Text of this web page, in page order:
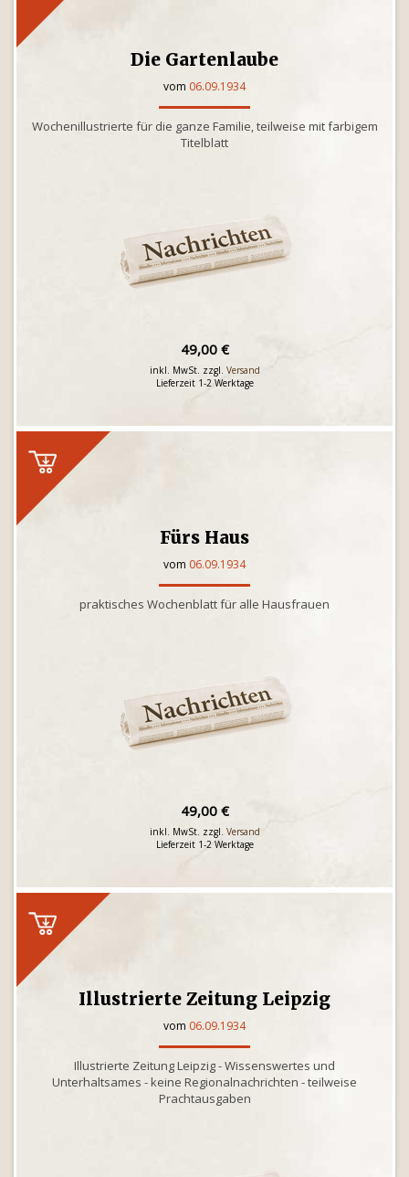
Die Gartenlaube
vom 06.09.1934
Wochenillustrierte für die ganze Familie, teilweise mit farbigem
Titelblatt
49,00 €
inkl. MwSt. zzgl. Versand
Lieferzeit 1-2 Werktage
Fürs Haus
vom 06.09.1934
praktisches Wochenblatt für alle Hausfrauen
49,00 €
inkl. MwSt. zzgl. Versand
Lieferzeit 1-2 Werktage
Illustrierte Zeitung Leipzig
vom 06.09.1934
Illustrierte Zeitung Leipzig - Wissenswertes und
Unterhaltsames - keine Regionalnachrichten - teilweise
Prachtausgaben